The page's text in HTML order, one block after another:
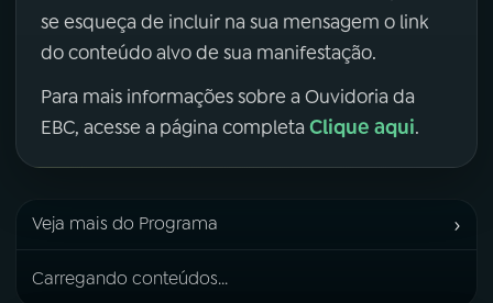
se esqueça de incluir na sua mensagem o link
do conteúdo alvo de sua manifestação.
Para mais informações sobre a Ouvidoria da
EBC, acesse a página completa Clique aqui.
Veja mais do Programa ›
Carregando conteúdos...